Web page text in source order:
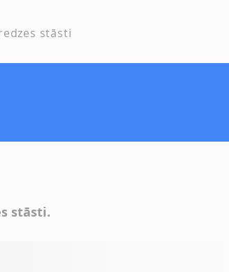
stāsti
stāsti.